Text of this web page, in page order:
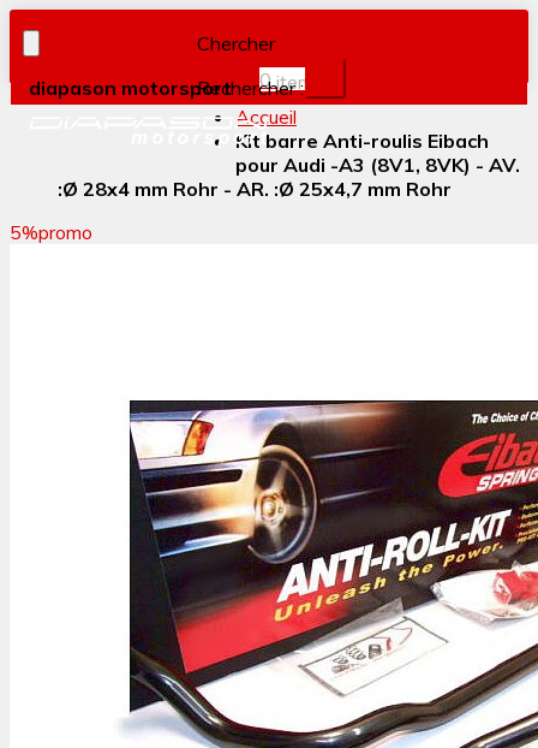
diapason motorsport
Chercher
Rechercher :
0item(s)
Accueil
Kit barre Anti-roulis Eibach
pour Audi -A3 (8V1, 8VK) - AV.
:Ø 28x4 mm Rohr - AR. :Ø 25x4,7 mm Rohr
5%promo